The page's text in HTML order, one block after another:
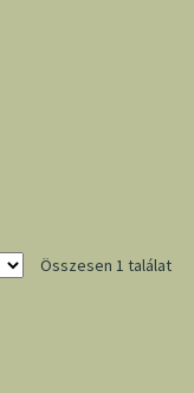
Összesen 1 találat